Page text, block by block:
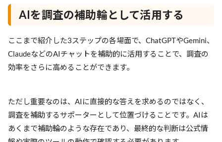
AIを調査の補助輪として活用する
ここまで紹介した3ステップの各場面で、ChatGPTやGemini、
ClaudeなどのAIチャットを補助的に活用することで、調査の
効率をさらに高めることができます。
ただし重要なのは、AIに直接的な答えを求めるのではなく、
調査を補助するサポーターとして位置づけることです。AIは
あくまで補助輪のような存在であり、最終的な判断は公式情